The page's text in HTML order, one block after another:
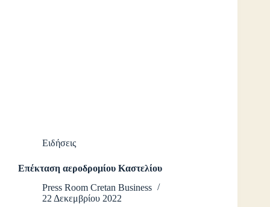
Ειδήσεις
Επέκταση αεροδρομίου Καστελίου
Press Room Cretan Business
22 Δεκεμβρίου 2022